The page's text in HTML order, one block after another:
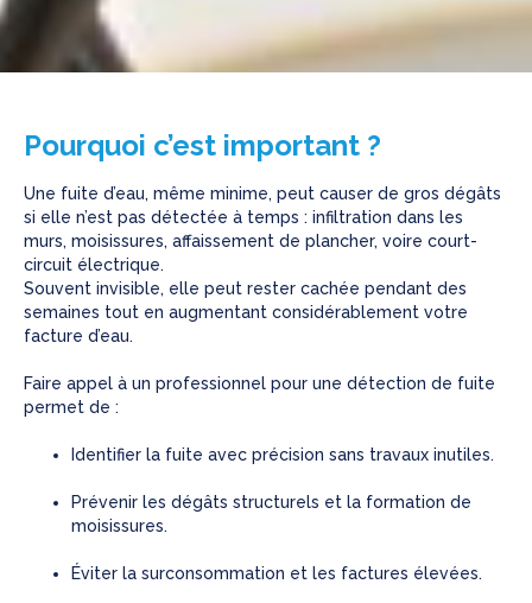
Pourquoi c’est important ?
Une fuite d’eau, même minime, peut causer de gros dégâts
si elle n’est pas détectée à temps : infiltration dans les
murs, moisissures, affaissement de plancher, voire court-
circuit électrique.
Souvent invisible, elle peut rester cachée pendant des
semaines tout en augmentant considérablement votre
facture d’eau.
Faire appel à un professionnel pour une détection de fuite
permet de :
Identifier la fuite avec précision sans travaux inutiles.
Prévenir les dégâts structurels et la formation de
moisissures.
Éviter la surconsommation et les factures élevées.